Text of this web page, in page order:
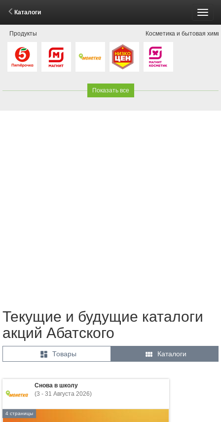
Каталоги
Продукты Косметика и бытовая
Показать все
Текущие и будущие каталоги
акций Абатского
 Товары  Каталоги
Снова в школу
(3 - 31 Августа 2026)
4 страницы